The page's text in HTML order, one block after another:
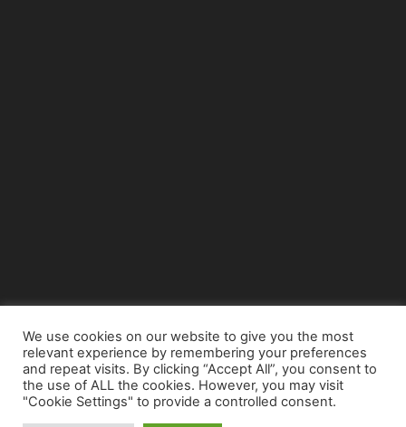
© Copyright 2015 - www.airnews.gr
We use cookies on our website to give you the most
relevant experience by remembering your preferences
and repeat visits. By clicking “Accept All”, you consent to
the use of ALL the cookies. However, you may visit
"Cookie Settings" to provide a controlled consent.